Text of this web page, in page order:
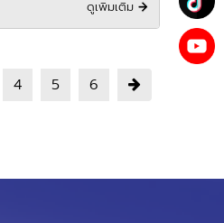
ดูเพิ่มเติม
4 5 6